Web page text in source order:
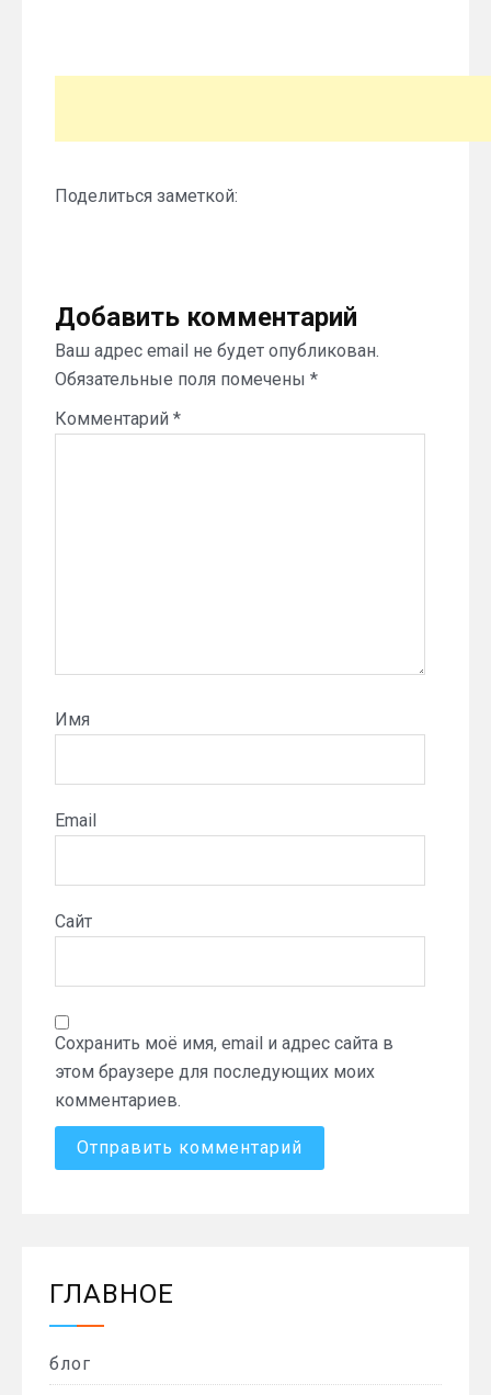
Поделиться заметкой:
Добавить комментарий
Ваш адрес email не будет опубликован.
Обязательные поля помечены *
Комментарий *
Имя
Email
Сайт
Сохранить моё имя, email и адрес сайта в
этом браузере для последующих моих
комментариев.
ГЛАВНОЕ
блог